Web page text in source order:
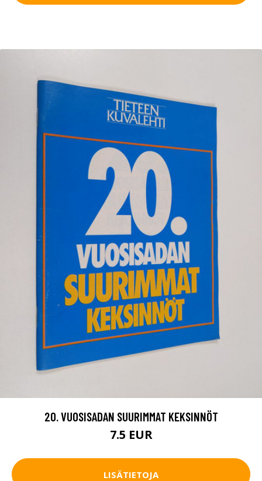
20. VUOSISADAN SUURIMMAT KEKSINNÖT
7.5 EUR
LISÄTIETOJA